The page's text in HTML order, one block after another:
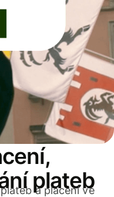
plateb
a placení ve